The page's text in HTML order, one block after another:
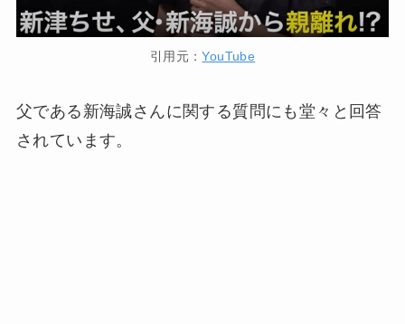
引用元：YouTube
父である新海誠さんに関する質問にも堂々と回答
されています。